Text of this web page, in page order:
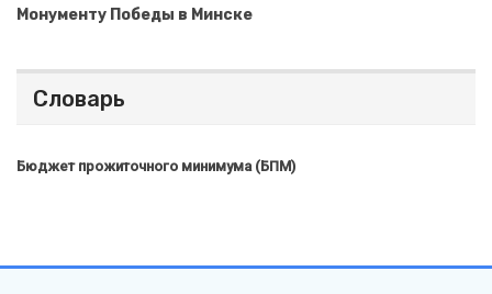
Монументу Победы в Минске
Словарь
Бюджет прожиточного минимума (БПМ)